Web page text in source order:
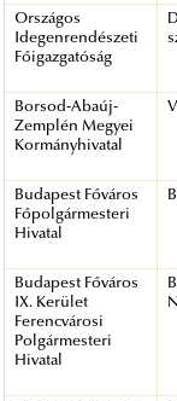
Országos
Idegenrendészeti
Főigazgatóság
Borsod-Abaúj-
Zemplén Megyei
Kormányhivatal
Budapest Főváros
Főpolgármesteri
Hivatal
Budapest Főváros
IX. Kerület
Ferencvárosi
Polgármesteri
Hivatal